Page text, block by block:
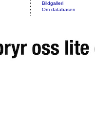
Bildgalleri
Om databasen